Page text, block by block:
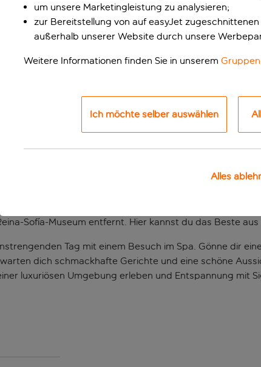
mit
Retiro-Park und verbinde deinen Städtetrip
historischen Gebäude untergebracht und liegt nur
Sofía-Museum entfernt. Hier kannst du das Beste
Tag mit einem Besuch im Spa. Gönne dir
dich schmackhafte Gerichte und eine schöne
luxuriösen Umgebung erleben und Entspannung mit
um unsere Marketingleistung zu analysieren;
zur Bereitstellung von auf easyJet
außerhalb unserer Website durch unsere
Weitere Informationen finden Sie in unserem
Ich möchte selber auswählen
Alles